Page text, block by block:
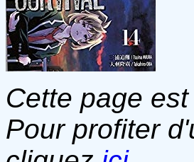
Cette page
Pour profiter